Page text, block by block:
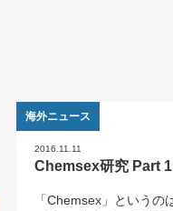
海外ニュース
2016.11.11
Chemsex研究 Part 1
「Chemsex」というの